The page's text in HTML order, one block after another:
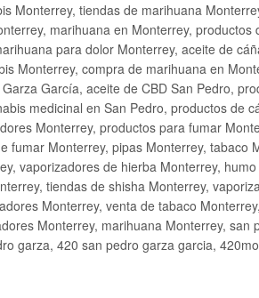
Monterrey, tiendas de marihuana
marihuana en Monterrey, productos
para dolor Monterrey, aceite de
Monterrey, compra de marihuana en
García, aceite de CBD San Pedro,
medicinal en San Pedro, productos de
Monterrey, productos para fumar
Monterrey, pipas Monterrey, tabaco
vaporizadores de hierba Monterrey,
tiendas de shisha Monterrey,
Monterrey, venta de tabaco
Monterrey, marihuana Monterrey, san
garza, 420 san pedro garza garcia,